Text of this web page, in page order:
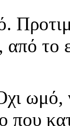
από το
ωμό,
που